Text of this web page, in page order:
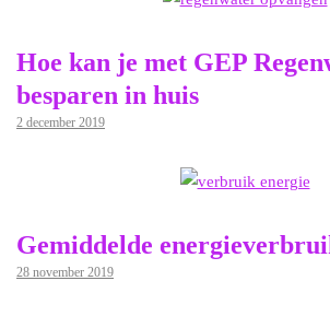
Hoe kan je met GEP
besparen in huis
2 december 2019
Gemiddelde
28 november 2019